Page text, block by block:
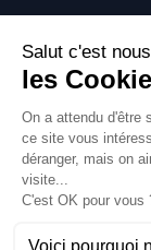
Polaert